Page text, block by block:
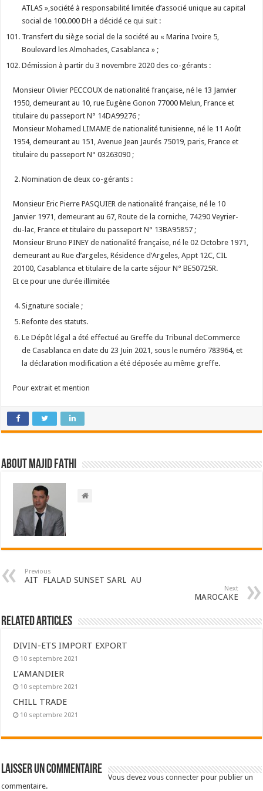
ATLAS »,société à responsabilité limitée d’associé unique au capital
social de 100.000 DH a décidé ce qui suit :
Transfert du siège social de la société au « Marina Ivoire 5,
Boulevard les Almohades, Casablanca » ;
Démission à partir du 3 novembre 2020 des co-gérants :
Monsieur Olivier PECCOUX de nationalité française, né le 13 Janvier
1950, demeurant au 10, rue Eugène Gonon 77000 Melun, France et
titulaire du passeport N° 14DA99276 ;
Monsieur Mohamed LIMAME de nationalité tunisienne, né le 11 Août
1954, demeurant au 151, Avenue Jean Jaurés 75019, paris, France et
titulaire du passeport N° 03263090 ;
Nomination de deux co-gérants :
Monsieur Eric Pierre PASQUIER de nationalité française, né le 10
Janvier 1971, demeurant au 67, Route de la corniche, 74290 Veyrier-
du-lac, France et titulaire du passeport N° 13BA95857 ;
Monsieur Bruno PINEY de nationalité française, né le 02 Octobre 1971,
demeurant au Rue d’argeles, Résidence d’Argeles, Appt 12C, CIL
20100, Casablanca et titulaire de la carte séjour N° BE50725R.
Et ce pour une durée illimitée
Signature sociale ;
Refonte des statuts.
Le Dépôt légal a été effectué au Greffe du Tribunal deCommerce
de Casablanca en date du 23 Juin 2021, sous le numéro 783964, et
la déclaration modification a été déposée au même greffe.
Pour extrait et mention
About Majid FATHI
Previous
AIT FLALAD SUNSET SARL AU
Next
MAROCAKE
Related Articles
DIVIN-ETS IMPORT EXPORT
10 septembre 2021
L’AMANDIER
10 septembre 2021
CHILL TRADE
10 septembre 2021
Laisser un commentaire
Vous devezvous connecter pour publier un
commentaire.